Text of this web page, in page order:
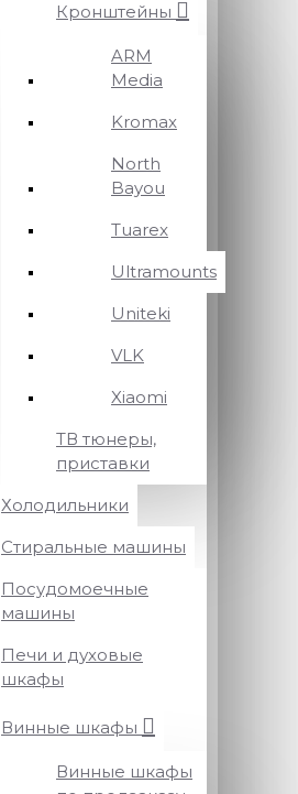
Кронштейны
ARM
Media
Kromax
North
Bayou
Tuarex
Ultramounts
Uniteki
VLK
Xiaomi
ТВ тюнеры,
приставки
Холодильники
Стиральные машины
Посудомоечные
машины
Печи и духовые
шкафы
Винные шкафы
Винные шкафы